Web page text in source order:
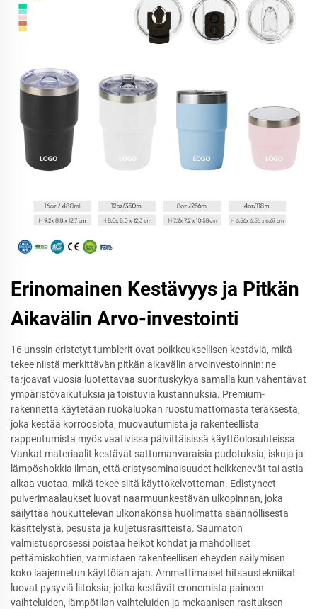
Erinomainen Kestävyys ja Pitkän
Aikavälin Arvo-investointi
16 unssin eristetyt tumblerit ovat poikkeuksellisen kestäviä, mikä
tekee niistä merkittävän pitkän aikavälin arvoinvestoinnin: ne
tarjoavat vuosia luotettavaa suorituskykyä samalla kun vähentävät
ympäristövaikutuksia ja toistuvia kustannuksia. Premium-
rakennetta käytetään ruokaluokan ruostumattomasta teräksestä,
joka kestää korroosiota, muovautumista ja rakenteellista
rappeutumista myös vaativissa päivittäisissä käyttöolosuhteissa.
Vankat materiaalit kestävät sattumanvaraisia pudotuksia, iskuja ja
lämpöshokkia ilman, että eristysominaisuudet heikkenevät tai astia
alkaa vuotaa, mikä tekee siitä käyttökelvottoman. Edistyneet
pulverimaalaukset luovat naarmuunkestävän ulkopinnan, joka
säilyttää houkuttelevan ulkonäkönsä huolimatta säännöllisestä
käsittelystä, pesusta ja kuljetusrasitteista. Saumaton
valmistusprosessi poistaa heikot kohdat ja mahdolliset
pettämiskohtien, varmistaen rakenteellisen eheyden säilymisen
koko laajennetun käyttöiän ajan. Ammattimaiset hitsaustekniikat
luovat pysyviä liitoksia, jotka kestävät eronemista paineen
vaihteluiden, lämpötilan vaihteluiden ja mekaanisen rasituksen